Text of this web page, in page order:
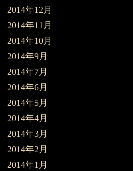
2014年12月
2014年11月
2014年10月
2014年9月
2014年7月
2014年6月
2014年5月
2014年4月
2014年3月
2014年2月
2014年1月